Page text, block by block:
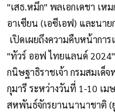
"เสธ.หมึก" พลเอกเดชา เ
อาเซียน (เอซีเอฟ) และนา
เปิดเผยถึงความคืบหน้ากา
"ทัวร์ ออฟ ไทยแลนด์
กนิษฐาธิราชเจ้า กรมสมเด็
กุมารี ระหว่างวันที่ 1-10 เ
สหพันธ์จักรยานนานาชาติ (